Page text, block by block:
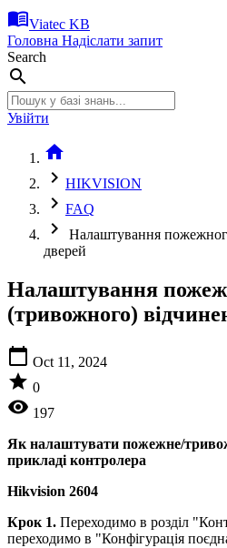
menu_bookViatec KB
Головна Надіслати запит
Search
search
Увійти
home
chevron_right HIKVISION
chevron_right FAQ
chevron_right
Налаштування
дверей
Налаштування
(тривожного)
calendar_today Oct 11, 2024
star 0
visibility 197
Як налаштувати пожежне/
прикладі контролера
Hikvision 2604
Крок 1. Переходимо в розділ
переходимо в "Конфігурація